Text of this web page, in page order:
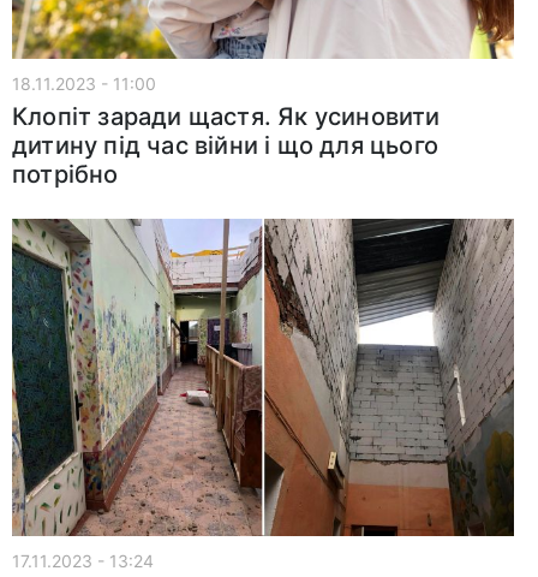
18.11.2023 - 11:00
Клопіт заради щастя. Як усиновити
дитину під час війни і що для цього
потрібно
17.11.2023 - 13:24